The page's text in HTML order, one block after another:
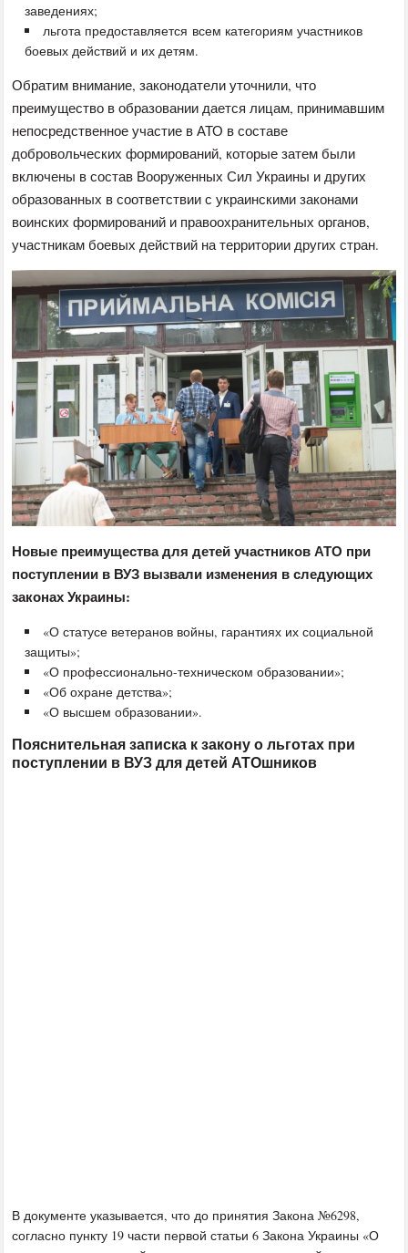
заведениях;
льгота предоставляется всем категориям участников
боевых действий и их детям.
Обратим внимание, законодатели уточнили, что
преимущество в образовании дается лицам, принимавшим
непосредственное участие в АТО в составе
добровольческих формирований, которые затем были
включены в состав Вооруженных Сил Украины и других
образованных в соответствии с украинскими законами
воинских формирований и правоохранительных органов,
участникам боевых действий на территории других стран.
Новые преимущества для детей участников АТО при
поступлении в ВУЗ вызвали изменения в следующих
законах Украины:
«О статусе ветеранов войны, гарантиях их социальной
защиты»;
«О профессионально-техническом образовании»;
«Об охране детства»;
«О высшем образовании».
Пояснительная записка к закону о льготах при
поступлении в ВУЗ для детей АТОшников
В документе указывается, что до принятия Закона №6298,
согласно пункту 19 части первой статьи 6 Закона Украины «О